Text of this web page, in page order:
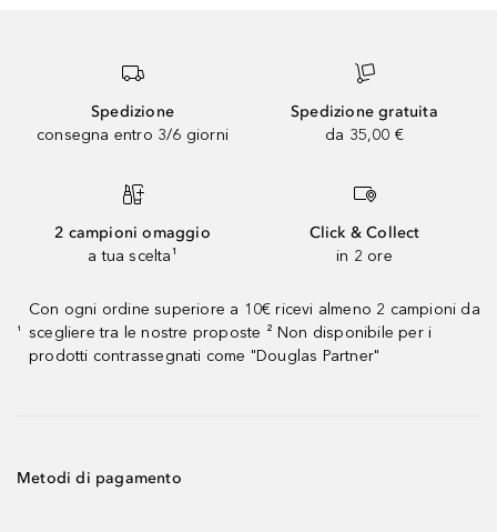
Spedizione
consegna entro 3/6 giorni
Spedizione gratuita
da 35,00 €
2 campioni omaggio
a tua scelta¹
Click & Collect
in 2 ore
¹
Con ogni ordine superiore a 10€ ricevi almeno 2 campioni da
scegliere tra le nostre proposte ² Non disponibile per i
prodotti contrassegnati come "Douglas Partner"
Metodi di pagamento